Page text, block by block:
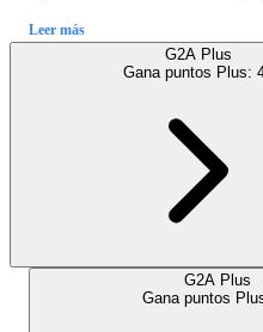
Leer más
G2A Plus
Gana puntos Plus:
G2A Plus
Gana puntos